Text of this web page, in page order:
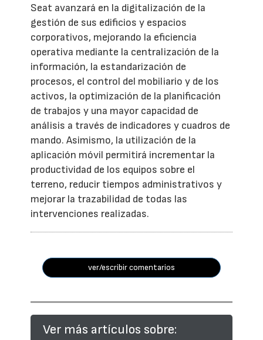
Seat avanzará en la digitalización de la
gestión de sus edificios y espacios
corporativos, mejorando la eficiencia
operativa mediante la centralización de la
información, la estandarización de
procesos, el control del mobiliario y de los
activos, la optimización de la planificación
de trabajos y una mayor capacidad de
análisis a través de indicadores y cuadros de
mando. Asimismo, la utilización de la
aplicación móvil permitirá incrementar la
productividad de los equipos sobre el
terreno, reducir tiempos administrativos y
mejorar la trazabilidad de todas las
intervenciones realizadas.
ver/escribir comentarios
Ver más artículos sobre: